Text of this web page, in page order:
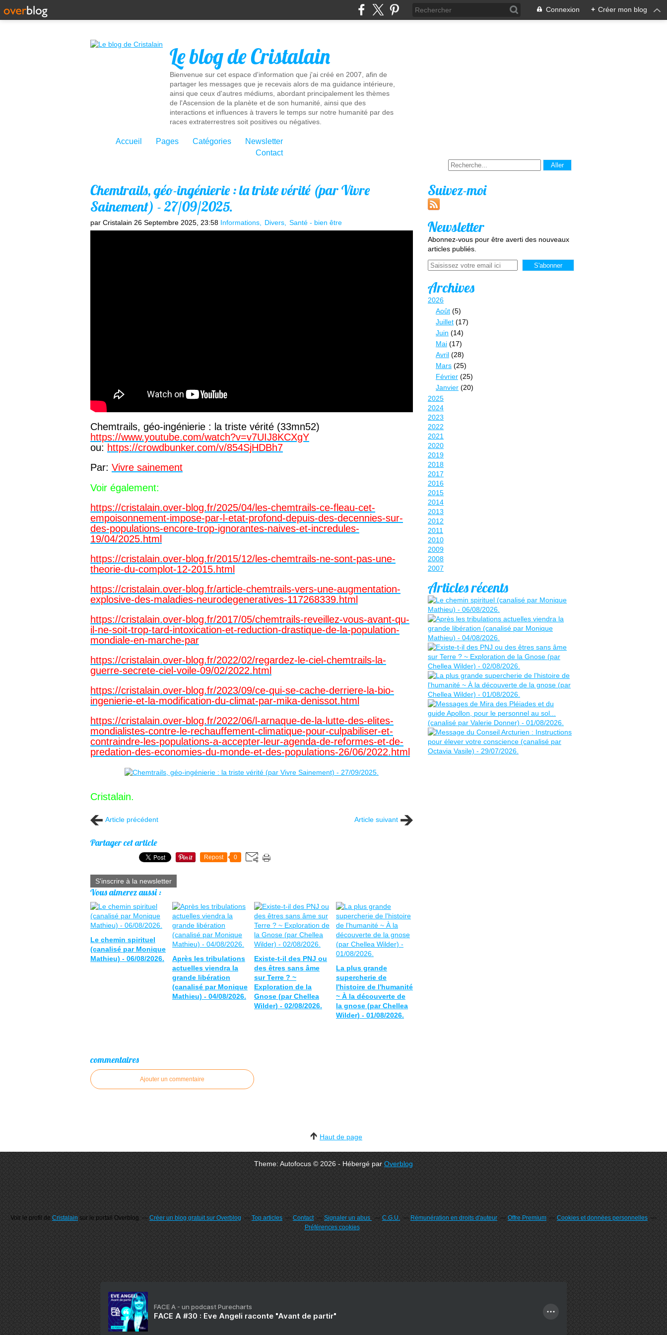
Connexion + Créer mon blog
Le blog de Cristalain
Bienvenue sur cet espace d'information que j'ai créé en 2007, afin de
partager les messages que je recevais alors de ma guidance intérieure,
ainsi que ceux d'autres médiums, abordant principalement les thèmes
de l'Ascension de la planète et de son humanité, ainsi que des
interactions et influences à travers le temps sur notre humanité par des
races extraterrestres soit positives ou négatives.
Accueil Pages Catégories
Newsletter
Contact
Chemtrails, géo-ingénierie : la triste vérité (par Vivre
Sainement) - 27/09/2025.
par Cristalain 26 Septembre 2025, 23:58 Informations Divers Santé - bien être
Chemtrails, géo-ingénierie : la triste vérité (33mn52)
https://www.youtube.com/watch?v=v7UIJ8KCXgY
ou: https://crowdbunker.com/v/854SjHDBh7
Par: Vivre sainement
Voir également:
https://cristalain.over-blog.fr/2025/04/les-chemtrails-ce-fleau-cet-
empoisonnement-impose-par-l-etat-profond-depuis-des-decennies-sur-
des-populations-encore-trop-ignorantes-naives-et-incredules-
19/04/2025.html
https://cristalain.over-blog.fr/2015/12/les-chemtrails-ne-sont-pas-une-
theorie-du-complot-12-2015.html
https://cristalain.over-blog.fr/article-chemtrails-vers-une-augmentation-
explosive-des-maladies-neurodegeneratives-117268339.html
https://cristalain.over-blog.fr/2017/05/chemtrails-reveillez-vous-avant-qu-
il-ne-soit-trop-tard-intoxication-et-reduction-drastique-de-la-population-
mondiale-en-marche-par
https://cristalain.over-blog.fr/2022/02/regardez-le-ciel-chemtrails-la-
guerre-secrete-ciel-voile-09/02/2022.html
https://cristalain.over-blog.fr/2023/09/ce-qui-se-cache-derriere-la-bio-
ingenierie-et-la-modification-du-climat-par-mika-denissot.html
https://cristalain.over-blog.fr/2022/06/l-arnaque-de-la-lutte-des-elites-
mondialistes-contre-le-rechauffement-climatique-pour-culpabiliser-et-
contraindre-les-populations-a-accepter-leur-agenda-de-reformes-et-de-
predation-des-economies-du-monde-et-des-populations-26/06/2022.html
Cristalain.
Article précédent Article suivant
Partager cet article
Repost 0
S'inscrire à la newsletter
Vous aimerez aussi :
Le chemin spirituel
(canalisé par Monique
Mathieu) - 06/08/2026.
Après les tribulations
actuelles viendra la
grande libération
(canalisé par Monique
Mathieu) - 04/08/2026.
Existe-t-il des PNJ ou
des êtres sans âme
sur Terre ? ~
Exploration de la
Gnose (par Chellea
Wilder) - 02/08/2026.
La plus grande
supercherie de
l'histoire de l'humanité
~ À la découverte de
la gnose (par Chellea
Wilder) - 01/08/2026.
commentaires
Ajouter un commentaire
Suivez-moi
Newsletter
Abonnez-vous pour être averti des nouveaux
articles publiés.
Email
Archives
2026
Août (5)
Juillet (17)
Juin (14)
Mai (17)
Avril (28)
Mars (25)
Février (25)
Janvier (20)
2025
2024
2023
2022
2021
2020
2019
2018
2017
2016
2015
2014
2013
2012
2011
2010
2009
2008
2007
Articles récents
Haut de page
Theme: Autofocus © 2026 - Hébergé parOverblog
Voir le profil deCristalainsur le portail Overblog Créer un blog gratuit sur Overblog Top articles Contact Signaler un abus C.G.U. Rémunération en droits d'auteur Offre Premium
Cookies et données personnelles
Préférences cookies
FACE A - un podcast Purecharts
FACE A #30 : Eve Angeli raconte "Avant de partir"